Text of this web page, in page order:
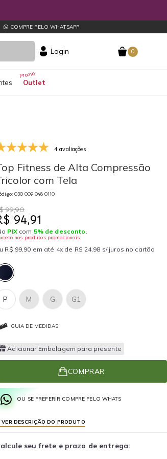
COMPRE PELO WHATSAPP
Login 0
Outlet
4 avaliações
Fitness de Alta Compressão
com Tela
030 009 048 0110
99,90
94,91
PIXcom 5% de desconto .
nos produtos promocionais
R$ 99,90 em até 4x de R$ 24,98 s/ juros no cartão
P G G1
M
GUIA DE MEDIDAS
Adicionar Embalagem para presente
COMPRAR
OU SE PREFERIR COMPRE PELO WHATS
VER DESCRIÇÃO DO PRODUTO
seu frete e prazo de entrega: